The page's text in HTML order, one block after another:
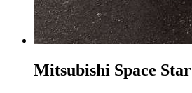
Mitsubishi Space Star